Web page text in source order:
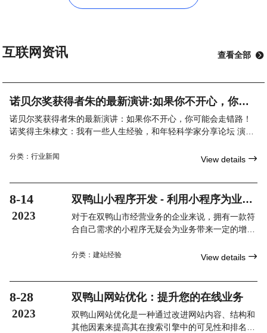
互联网资讯 查看全部 
诺贝尔奖获得者朱的最新演讲:如果你不开心，你可
能会走错路！
诺贝尔奖获得者朱的最新演讲：如果你不开心，你可能会走错路！
诺奖得主朱棣文：我有一些人生经验，和年轻科学家分享论坛 演讲
分类： 行业新闻 View details 
8-14
2023
双鸭山小程序开发 - 利用小程序为业务
增加价值
对于在双鸭山市经营业务的企业来说，拥有一款符
合自己需求的小程序无疑会为业务带来一定的增
分类： 建站经验 View details 
8-28
2023
双鸭山网站优化：提升您的在线业务
双鸭山网站优化是一种通过改进网站内容、结构和
其他因素来提高其在搜索引擎中的可见性和排名的